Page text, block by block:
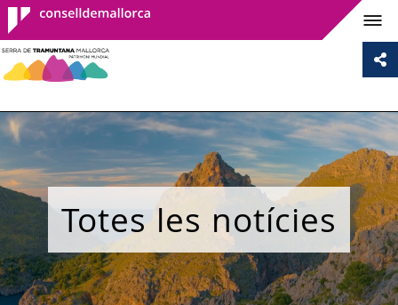
Consell de
Mallorca
Totes les notícies